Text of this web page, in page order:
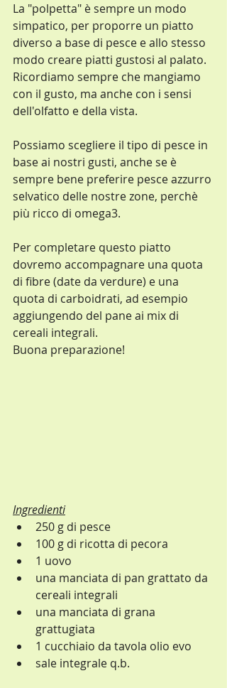
La "polpetta" è sempre un modo
simpatico, per proporre un piatto
diverso a base di pesce e allo stesso
modo creare piatti gustosi al palato.
Ricordiamo sempre che mangiamo
con il gusto, ma anche con i sensi
dell'olfatto e della vista.
Possiamo scegliere il tipo di pesce in
base ai nostri gusti, anche se è
sempre bene preferire pesce azzurro
selvatico delle nostre zone, perchè
più ricco di omega3.
Per completare questo piatto
dovremo accompagnare una quota
di fibre (date da verdure) e una
quota di carboidrati, ad esempio
aggiungendo del pane ai mix di
cereali integrali.
Buona preparazione!
Ingredienti
250 g di pesce
100 g di ricotta di pecora
1 uovo
una manciata di pan grattato da
cereali integrali
una manciata di grana
grattugiata
1 cucchiaio da tavola olio evo
sale integrale q.b.